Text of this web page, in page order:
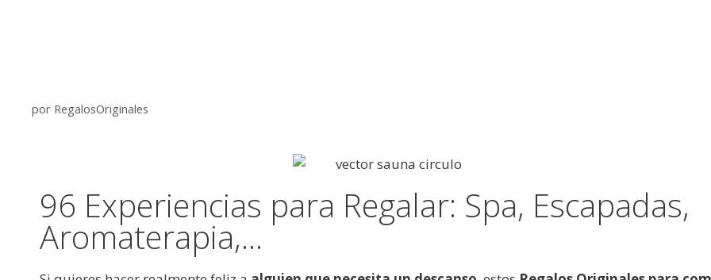
por RegalosOriginales
96 Experiencias para Regalar: Spa, Escapadas,
Aromaterapia,...